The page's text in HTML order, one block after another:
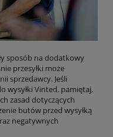
sposób na dodatkowy
przesyłki może
sprzedawcy. Jeśli
wysyłki Vinted, pamiętaj,
zasad dotyczących
butów przed wysyłką
negatywnych